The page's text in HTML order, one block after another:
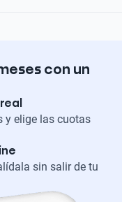
con un
y elige las cuotas
sin salir de tu